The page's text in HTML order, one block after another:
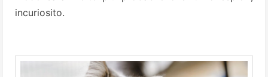
incuriosito.